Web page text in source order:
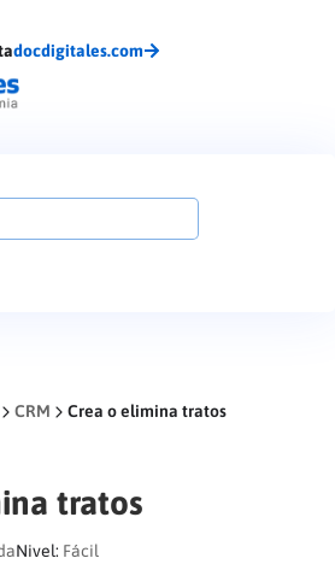
docdigitales.com
CRM Crea o elimina tratos
tratos
Nivel: Fácil